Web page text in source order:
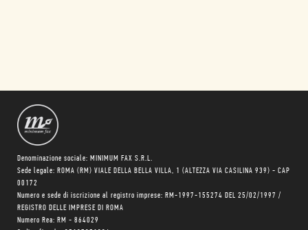
Denominazione sociale: MINIMUM FAX S.R.L.
Sede legale: ROMA (RM) VIALE DELLA BELLA VILLA, 1 (ALTEZZA VIA CASILINA 939) - CAP
00172
Numero e sede di iscrizione al registro imprese: RM-1997-155274 DEL 25/02/1997 /
REGISTRO DELLE IMPRESE DI ROMA
Numero Rea: RM - 864029